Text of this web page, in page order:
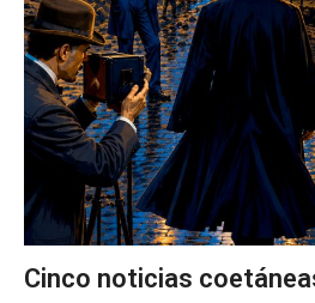
Cinco noticias